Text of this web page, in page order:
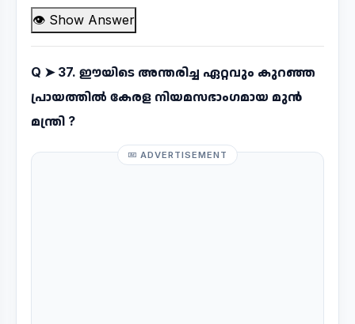
👁 Show Answer
Q ➤ 37. ഈയിടെ അന്തരിച്ച ഏറ്റവും കുറഞ്ഞ
പ്രായത്തിൽ കേരള നിയമസഭാംഗമായ മുൻ
മന്ത്രി ?
ADVERTISEMENT